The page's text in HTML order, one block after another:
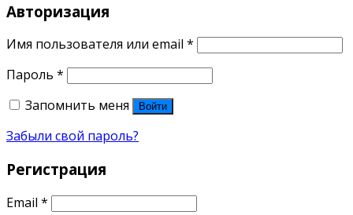
Авторизация
Имя пользователя или email *
Пароль *
Запомнить меня
Войти
Забыли свой пароль?
Регистрация
Email *